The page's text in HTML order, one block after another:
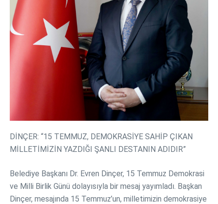
DİNÇER: “15 TEMMUZ, DEMOKRASİYE SAHİP ÇIKAN
MİLLETİMİZİN YAZDIĞI ŞANLI DESTANIN ADIDIR”
Belediye Başkanı Dr. Evren Dinçer, 15 Temmuz Demokrasi
ve Milli Birlik Günü dolayısıyla bir mesaj yayımladı. Başkan
Dinçer, mesajında 15 Temmuz’un, milletimizin demokrasiye